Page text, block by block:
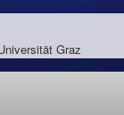
Graz